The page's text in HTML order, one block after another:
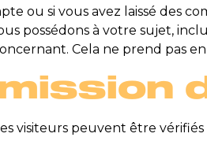
ou si vous avez laissé des
possédons à votre sujet,
Cela ne prend pas
visiteurs peuvent être